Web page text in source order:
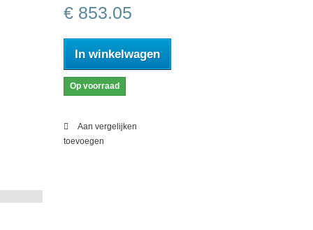
€ 853.05
In winkelwagen
Op voorraad
Aan vergelijken
toevoegen